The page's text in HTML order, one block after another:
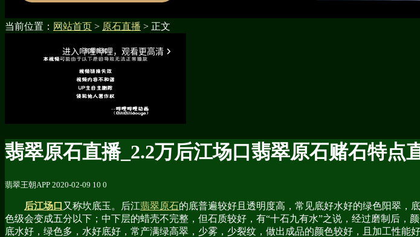
当前位置： 网站首页 > 原石直播 > 正文
翡翠原石直播_2.2万后江场口翡翠原石赌石特点
翡翠王朝APP 2020-02-09 10 0
后江场口 又称坎底玉。后江翡翠原石的底普遍较好且透明度高，常见底好水好的绿色阳翠，
色级会变成五分以下；中下层的蜡壳不完整，但石质较好，有“十石九有水”之说，经过磨制后
底水好，绿色多，水好底好，常产满绿高翠，少雾，少裂纹，做出成品的颜色较好，且加工性能